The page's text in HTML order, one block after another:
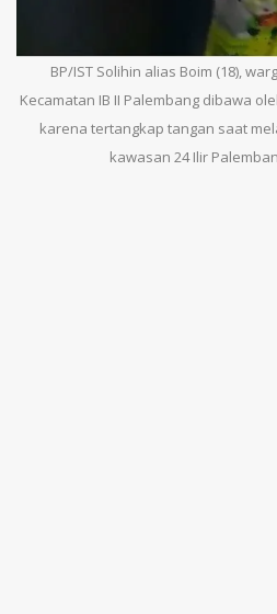
BP/IST Solihin alias Boim (18),
Kecamatan IB II Palembang dibawa
karena tertangkap tangan saat
kawasan 24 Ilir